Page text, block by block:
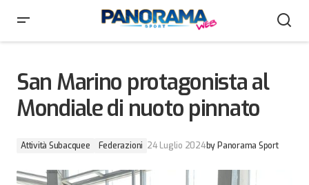
San Marino protagonista al
Mondiale di nuoto pinnato
Attività Subacquee Federazioni 24 Luglio 2024by Panorama Sport